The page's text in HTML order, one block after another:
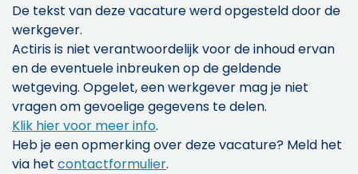
De tekst van deze vacature werd opgesteld door de
werkgever.
Actiris is niet verantwoordelijk voor de inhoud ervan
en de eventuele inbreuken op de geldende
wetgeving. Opgelet, een werkgever mag je niet
vragen om gevoelige gegevens te delen.
Klik hier voor meer info.
Heb je een opmerking over deze vacature? Meld het
via het contactformulier.